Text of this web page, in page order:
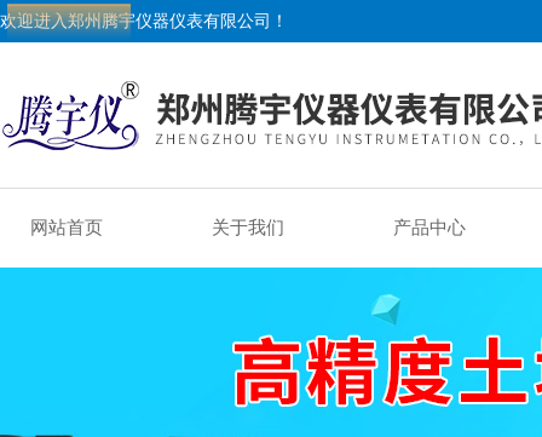
欢迎进入郑州腾宇仪器仪表有限公司！
网站首页 关于我们 产品中心